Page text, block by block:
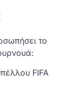
το
FIFA